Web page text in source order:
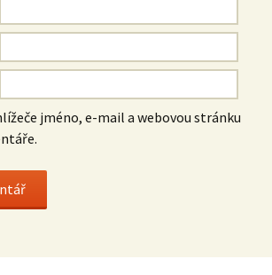
jméno, e-mail a webovou stránku